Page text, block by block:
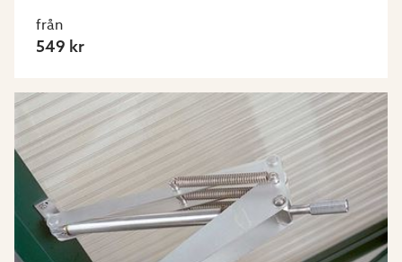
från
549 kr